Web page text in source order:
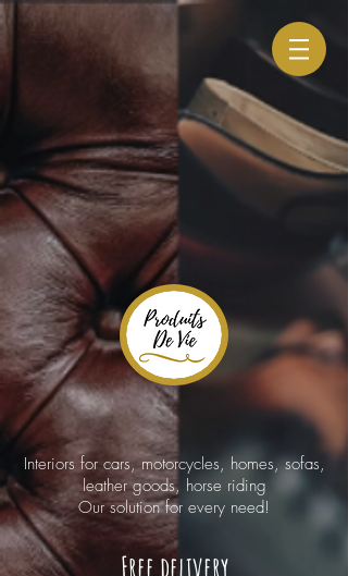
Interiors for cars, motorcycles, homes, sofas,
leather goods, horse riding
Our solution for every need!
Free delivery